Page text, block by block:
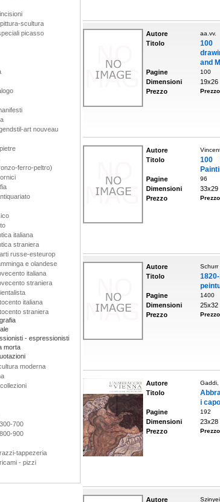
scultura
picasso
art nouveau
ferro-peltro)
italiana
straniera
russe-esteurop
e olandese
italiana
straniera
italiana
straniera
- espressionisti
morta
moderna
700
900
tappezeria
- pizzi
Autore aa.vv.
Titolo
100
and
Pagine 100
Dimensioni
19x26
Prezzo
Autore
Titolo
100
Pagine 96
Dimensioni
33x29
Prezzo
Autore Schurr
Titolo
Pagine 1400
Dimensioni
25x32
Prezzo
Autore Gaddi,
Titolo
i
Pagine 192
Dimensioni
23x28
Prezzo
Autore